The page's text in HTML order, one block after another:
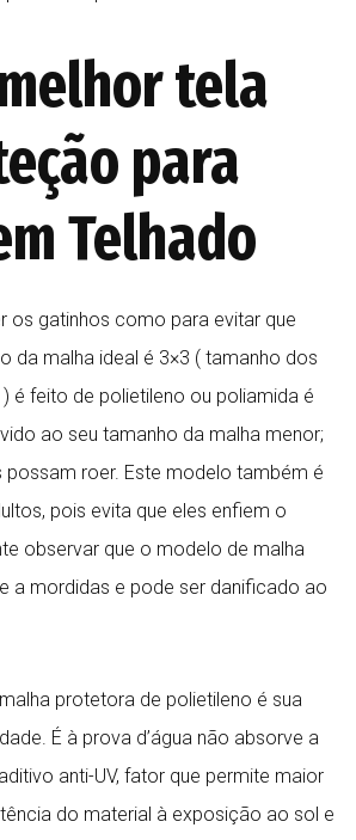
tela
para
Telhado
os gatinhos como para evitar que
da malha ideal é 3×3 ( tamanho dos
é feito de polietileno ou poliamida é
ao seu tamanho da malha menor;
possam roer. Este modelo também é
pois evita que eles enfiem o
observar que o modelo de malha
a mordidas e pode ser danificado ao
protetora de polietileno é sua
É à prova d’água não absorve a
anti-UV, fator que permite maior
do material à exposição ao sol e